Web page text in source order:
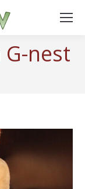
G-nest